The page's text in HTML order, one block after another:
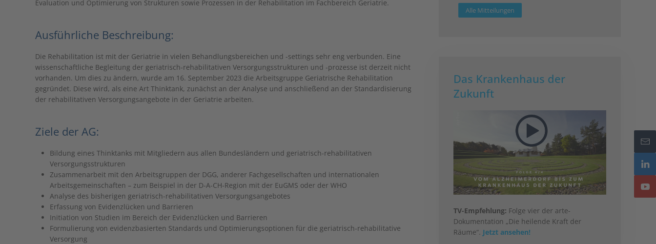
Evaluation und Optimierung von Strukturen sowie Prozessen in der Rehabilitation im Fachbereich Geriatrie.
Ausführliche Beschreibung:
Die Rehabilitation ist mit der Geriatrie in vielen Behandlungsbereichen und -settings sehr eng verbunden. Eine
wissenschaftliche Begleitung der geriatrisch-rehabilitativen Versorgungsstrukturen und -prozesse ist derzeit nicht
vorhanden. Um dies zu ändern, wurde am 16. September 2023 die Arbeitsgruppe Geriatrische Rehabilitation
gegründet. Diese wird, als eine Art Thinktank, zunächst an der Analyse und anschließend an der Standardisierung
der rehabilitativen Versorgungsangebote in der Geriatrie arbeiten.
Ziele der AG:
Bildung eines Thinktanks mit Mitgliedern aus allen Bundesländern und geriatrisch-rehabilitativen
Versorgungsstrukturen
Zusammenarbeit mit den Arbeitsgruppen der DGG, anderer Fachgesellschaften und internationalen
Arbeitsgemeinschaften – zum Beispiel in der D-A-CH-Region mit der EuGMS oder der WHO
Analyse des bisherigen geriatrisch-rehabilitativen Versorgungsangebotes
Erfassung von Evidenzlücken und Barrieren
Initiation von Studien im Bereich der Evidenzlücken und Barrieren
Formulierung von evidenzbasierten Standards und Optimierungsoptionen für die geriatrisch-rehabilitative
Versorgung
Alle Mitteilungen
Das Krankenhaus der
Zukunft
TV-Empfehlung: Folge vier der arte-
Dokumentation „Die heilende Kraft der
Räume“. Jetzt ansehen!